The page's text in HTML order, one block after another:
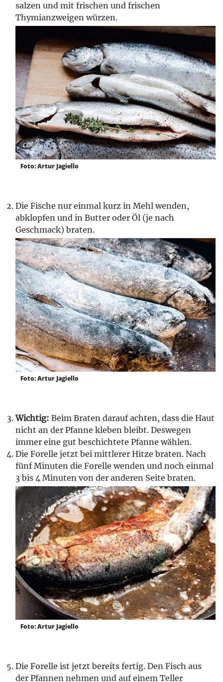
salzen und mit frischen und frischen
Thymianzweigen würzen.
Foto: Artur Jagiello
Die Fische nur einmal kurz in Mehl wenden,
abklopfen und in Butter oder Öl (je nach
Geschmack) braten.
Foto: Artur Jagiello
Wichtig: Beim Braten darauf achten, dass die Haut
nicht an der Pfanne kleben bleibt. Deswegen
immer eine gut beschichtete Pfanne wählen.
Die Forelle jetzt bei mittlerer Hitze braten. Nach
fünf Minuten die Forelle wenden und noch einmal
3 bis 4 Minuten von der anderen Seite braten.
Foto: Artur Jagiello
Die Forelle ist jetzt bereits fertig. Den Fisch aus
der Pfannen nehmen und auf einem Teller